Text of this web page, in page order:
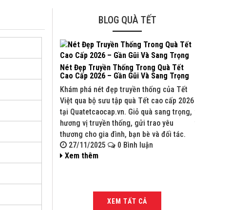
BLOG QUÀ TẾT
Nét Đẹp Truyền Thống Trong Quà Tết
Cao Cấp 2026 – Gần Gũi Và Sang Trọng
Khám phá nét đẹp truyền thống của Tết
Việt qua bộ sưu tập quà Tết cao cấp 2026
tại Quatetcaocap.vn. Giỏ quà sang trọng,
hương vị truyền thống, gửi trao yêu
thương cho gia đình, bạn bè và đối tác.
27/11/2025
0 Bình luận
Xem thêm
XEM TẤT CẢ